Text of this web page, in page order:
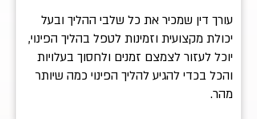
עורך דין שמכיר את כל שלבי ההליך ובעל
יכולת מקצועית וזמינות לטפל בהליך הפינוי,
יוכל לעזור לצמצם זמנים ולחסוך בעלויות
והכל בכדי להגיע להליך הפינוי כמה שיותר
מהר.